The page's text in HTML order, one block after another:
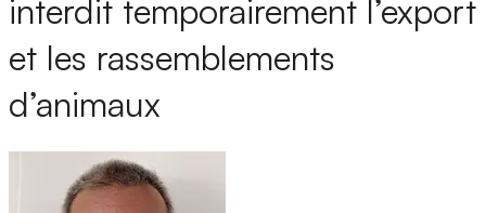
interdit temporairement l’export
et les rassemblements
d’animaux